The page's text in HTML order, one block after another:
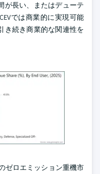
が長い、またはデューテ
では商業的に実現可能
き続き商業的な関連性を
ゼロエミッション重機市